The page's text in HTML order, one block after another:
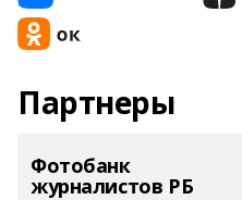
Партнеры
Фотобанк
журналистов РБ